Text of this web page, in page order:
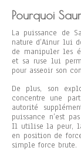
Pourquoi
La puissance de
nature d’Ainur lui
de manipuler les
et sa ruse lui
pour asseoir son
De plus, son
concentre une
autorité
puissance n’est
Il utilise la peur,
en position de
simple force brute.